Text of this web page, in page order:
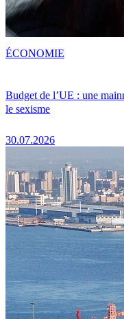
Budget de l’UE : une
le sexisme
30.07.2026
ÉCONOMIE